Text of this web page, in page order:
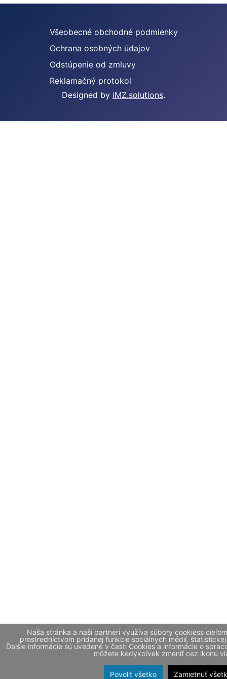
Všeobecné obchodné podmienky
Ochrana osobných údajov
Odstúpenie od zmluvy
Reklamačný protokol
Designed by iMZ.solutions.
Naša stránka a naši partneri využíva súbory cookiess
prostredníctvom pridanej funkcie sociálnych médií,
Ďalšie informácie sú uvedené v časti Cookies a informácie o
môžete kedykoľvek zmeniť cez ikonu
Povoliť všetko Zamietnuť